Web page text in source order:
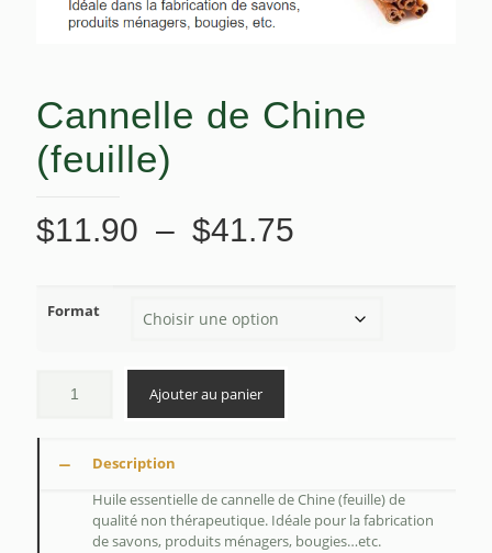
Cannelle de Chine
(feuille)
$11.90 – $41.75
$11.90
Format
Ajouter au panier
Description
Huile essentielle de cannelle de Chine (feuille) de
qualité non thérapeutique. Idéale pour la fabrication
de savons, produits ménagers, bougies…etc.